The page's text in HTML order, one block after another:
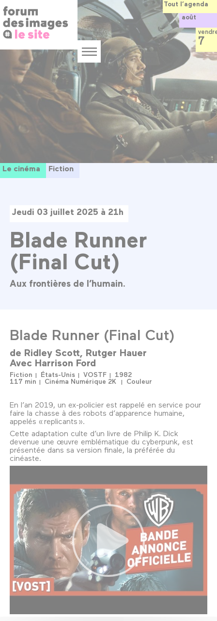
Panneau de gestion des cookies
au
contenu
principal
Menu
Le cinéma Fiction
Jeudi 03 juillet 2025 à 21h
Blade Runner
(Final Cut)
Aux frontières de l’humain.
Blade Runner (Final Cut)
de Ridley Scott Rutger Hauer
Avec Harrison Ford
Fiction États-Unis VOSTF
1982
117 min
Cinéma Numérique 2K Couleur
En l’an 2019, un ex-policier est rappelé en service pour
faire la chasse à des robots d’apparence humaine,
appelés « replicants ».
Cette adaptation culte d’un livre de Philip K. Dick
devenue une œuvre emblématique du cyberpunk, est
présentée dans sa version finale, la préférée du
cinéaste.
Tout l’agenda
août
7